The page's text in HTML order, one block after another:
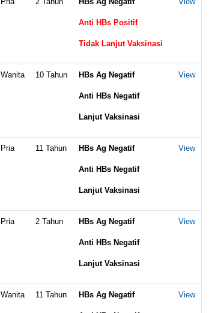
Anti HBs Positif
Tidak Lanjut Vaksinasi
Wanita 10 Tahun HBs Ag Negatif
Anti HBs Negatif
Lanjut Vaksinasi
View
Pria 11 Tahun HBs Ag Negatif
Anti HBs Negatif
Lanjut Vaksinasi
View
Pria 2 Tahun HBs Ag Negatif
Anti HBs Negatif
Lanjut Vaksinasi
View
Wanita 11 Tahun HBs Ag Negatif View